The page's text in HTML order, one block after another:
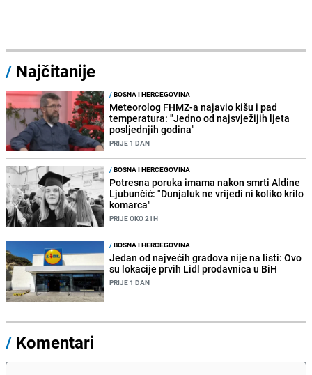
/ Najčitanije
/BOSNA I HERCEGOVINA
Meteorolog FHMZ-a najavio kišu i pad
temperatura: "Jedno od najsvježijih ljeta
posljednjih godina"
PRIJE 1 DAN
/BOSNA I HERCEGOVINA
Potresna poruka imama nakon smrti Aldine
Ljubunčić: "Dunjaluk ne vrijedi ni koliko krilo
komarca"
PRIJE OKO 21H
/BOSNA I HERCEGOVINA
Jedan od najvećih gradova nije na listi: Ovo
su lokacije prvih Lidl prodavnica u BiH
PRIJE 1 DAN
/ Komentari